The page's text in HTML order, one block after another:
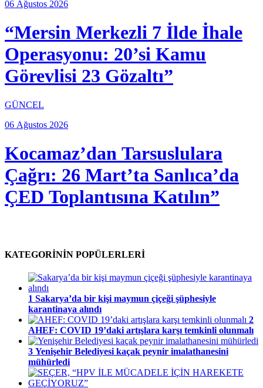
06 Ağustos 2026
“Mersin Merkezli 7 İlde İhale
Operasyonu: 20’si Kamu
Görevlisi 23 Gözaltı”
GÜNCEL
06 Ağustos 2026
Kocamaz’dan Tarsuslulara
Çağrı: 26 Mart’ta Sanlıca’da
ÇED Toplantısına Katılın”
KATEGORİNİN POPÜLERLERİ
1 Sakarya’da bir kişi maymun çiçeği şüphesiyle
karantinaya alındı
2
AHEF: COVID 19’daki artışlara karşı temkinli olunmalı
3 Yenişehir Belediyesi kaçak peynir imalathanesini
mühürledi